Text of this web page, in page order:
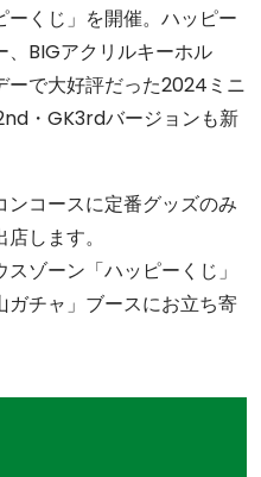
ーくじ」を開催。ハッピー
、BIGアクリルキーホル
ーで大好評だった2024ミニ
・GK3rdバージョンも新
コースに定番グッズのみ
します。
ゾーン「ハッピーくじ」
ガチャ」ブースにお立ち寄